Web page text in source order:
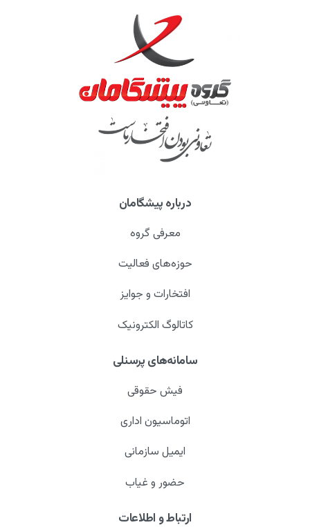
درباره پیشگامان
معرفی گروه
حوزه‌های فعالیت
افتخارات و جوایز
کاتالوگ الکترونیک
سامانه‌های پرسنلی
فیش حقوقی
اتوماسیون اداری
ایمیل سازمانی
حضور و غیاب
ارتباط و اطلاعات